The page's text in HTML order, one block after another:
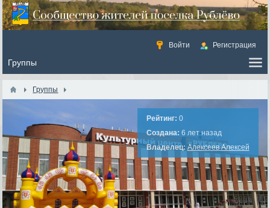
Войти Регистрация
Группы
Рейтинг: 0
Создана: 6 лет назад
Владелец: Алексеев Алексей